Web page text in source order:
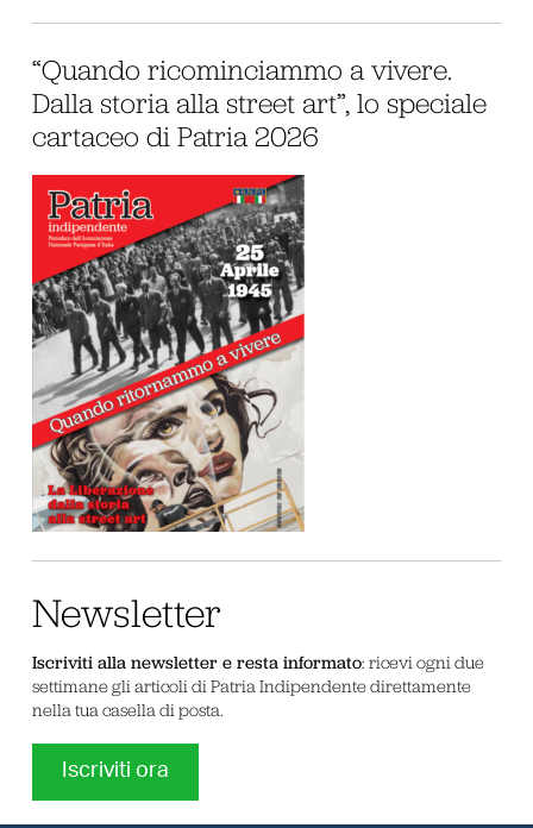
“Quando ricominciammo a vivere.
Dalla storia alla street art”, lo speciale
cartaceo di Patria 2026
Newsletter
Iscriviti alla newsletter e resta informato: ricevi ogni due
settimane gli articoli di Patria Indipendente direttamente
nella tua casella di posta.
Iscriviti ora